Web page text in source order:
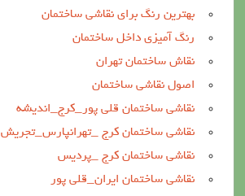
بهترین رنگ برای نقاشی ساختمان
رنگ آمیزی داخل ساختمان
نقاش ساختمان تهران
اصول نقاشی ساختمان
نقاشی ساختمان قلی پور_کرج_اندیشه
نقاشی ساختمان کرج _تهرانپارس_تجریش
نقاشی ساختمان کرج _پردیس
نقاشی ساختمان ایران_قلی پور